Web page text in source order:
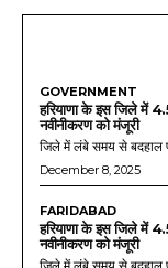
GOVERNMENT
हरियाणा के इस जिले में
नवीनीकरण को मंजूरी
जिले में लंबे समय से बदहाल
December 8, 2025
FARIDABAD
हरियाणा के इस जिले में
नवीनीकरण को मंजूरी